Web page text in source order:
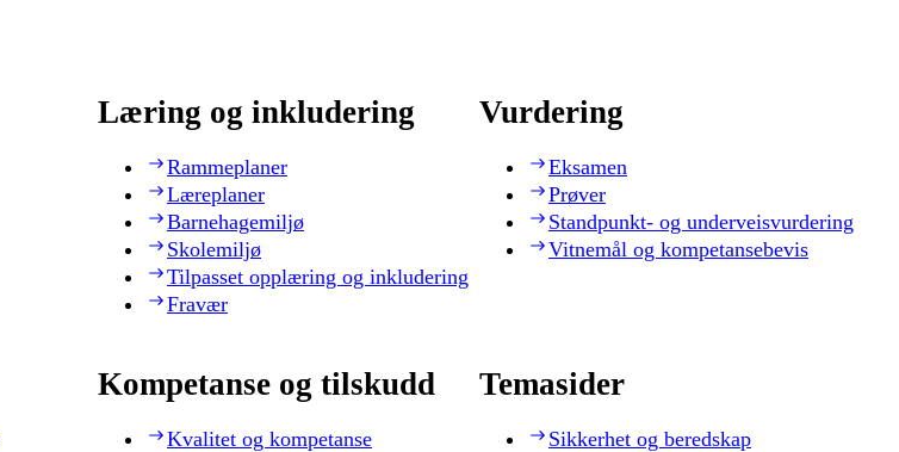
Læring og inkludering
Rammeplaner
Læreplaner
Barnehagemiljø
Skolemiljø
Tilpasset opplæring og inkludering
Fravær
Vurdering
Eksamen
Prøver
Standpunkt- og underveisvurdering
Vitnemål og kompetansebevis
Kompetanse og tilskudd
Kvalitet og kompetanse
Temasider
Sikkerhet og beredskap